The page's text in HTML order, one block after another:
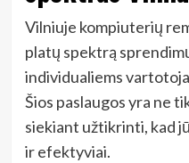
Vilniuje kompiuterių
platų spektrą
individualiems
Šios paslaugos yra ne
siekiant užtikrinti, kad
ir efektyviai.